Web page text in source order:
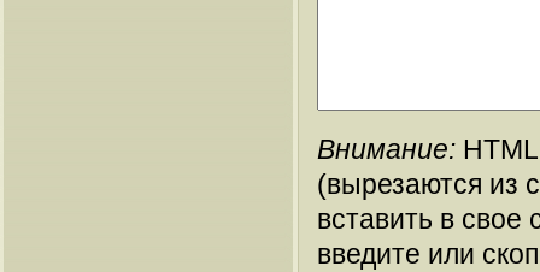
Внимание:
(вырезаются из
вставить в
введите или